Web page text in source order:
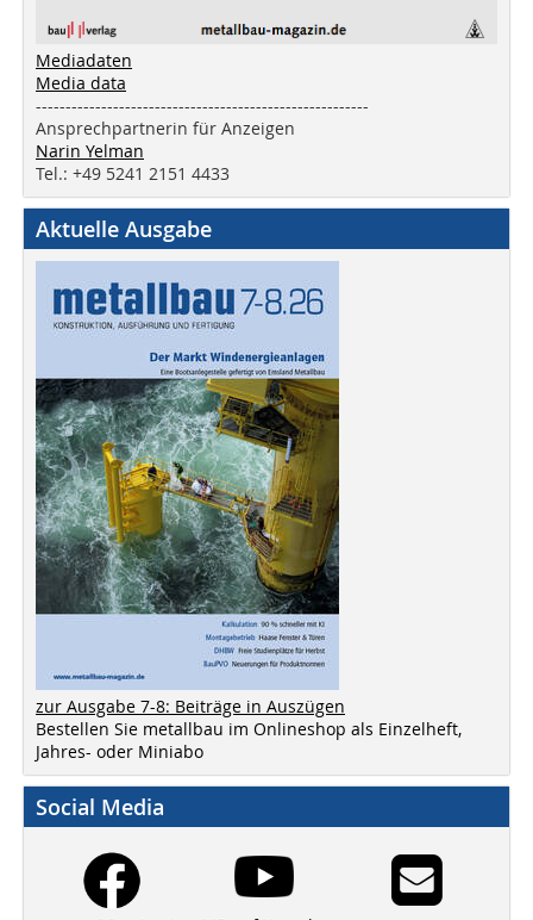
Mediadaten
Media data
--------------------------------------------------------
Ansprechpartnerin für Anzeigen
Narin Yelman
Tel.: +49 5241 2151 4433
Aktuelle Ausgabe
zur Ausgabe 7-8: Beiträge in Auszügen
Bestellen Sie metallbau im Onlineshop als Einzelheft,
Jahres- oder Miniabo
Social Media